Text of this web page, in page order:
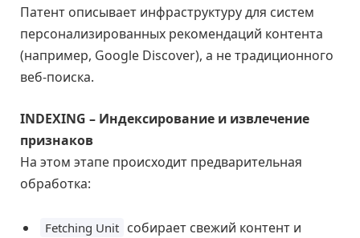
Патент описывает инфраструктуру для систем
персонализированных рекомендаций контента
(например, Google Discover), а не традиционного
веб-поиска.
INDEXING – Индексирование и извлечение
признаков
На этом этапе происходит предварительная
обработка:
Fetching Unit собирает свежий контент и